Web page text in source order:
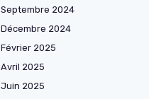
Septembre 2024
Décembre 2024
Février 2025
Avril 2025
Juin 2025